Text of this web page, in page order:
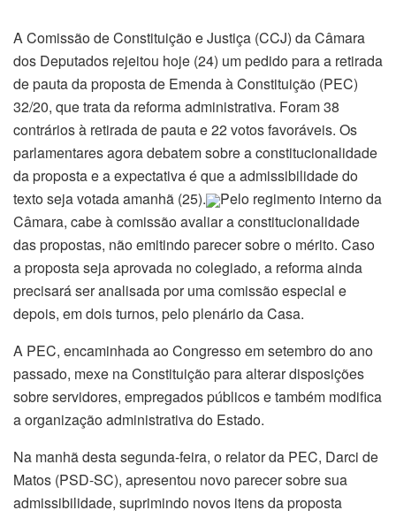
A Comissão de Constituição e Justiça (CCJ) da Câmara
dos Deputados rejeitou hoje (24) um pedido para a retirada
de pauta da proposta de Emenda à Constituição (PEC)
32/20, que trata da reforma administrativa. Foram 38
contrários à retirada de pauta e 22 votos favoráveis. Os
parlamentares agora debatem sobre a constitucionalidade
da proposta e a expectativa é que a admissibilidade do
texto seja votada amanhã (25).
Pelo regimento interno da
Câmara, cabe à comissão avaliar a constitucionalidade
das propostas, não emitindo parecer sobre o mérito. Caso
a proposta seja aprovada no colegiado, a reforma ainda
precisará ser analisada por uma comissão especial e
depois, em dois turnos, pelo plenário da Casa.
A PEC, encaminhada ao Congresso em setembro do ano
passado, mexe na Constituição para alterar disposições
sobre servidores, empregados públicos e também modifica
a organização administrativa do Estado.
Na manhã desta segunda-feira, o relator da PEC, Darci de
Matos (PSD-SC), apresentou novo parecer sobre sua
admissibilidade, suprimindo novos itens da proposta